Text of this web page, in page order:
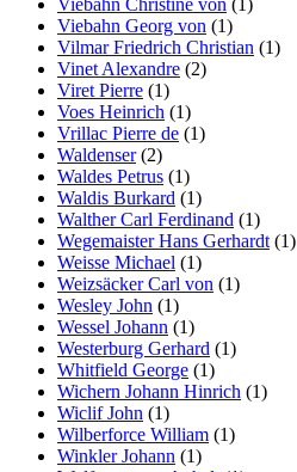
Viebahn Christine von (1)
Viebahn Georg von (1)
Vilmar Friedrich Christian (1)
Vinet Alexandre (2)
Viret Pierre (1)
Voes Heinrich (1)
Vrillac Pierre de (1)
Waldenser(2)
Waldes Petrus (1)
Waldis Burkard (1)
Walther Carl Ferdinand (1)
Wegemaister Hans Gerhardt(1)
Weisse Michael (1)
Weizsäcker Carl von (1)
Wesley John (1)
Wessel Johann (1)
Westerburg Gerhard (1)
Whitfield George (1)
Wichern Johann Hinrich (1)
Wiclif John (1)
Wilberforce William (1)
Winkler Johann (1)